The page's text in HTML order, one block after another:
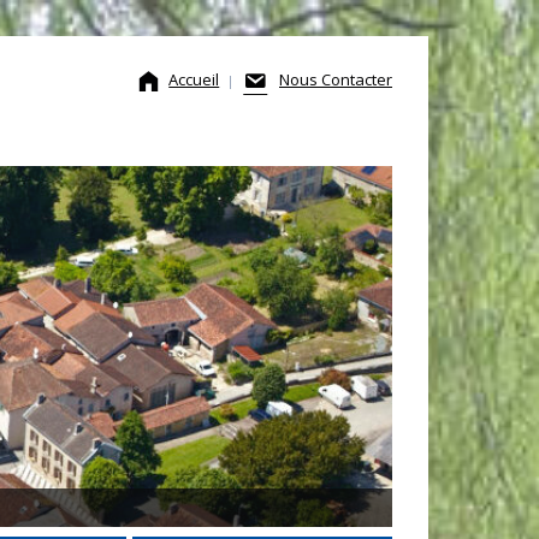
Accueil Nous Contacter